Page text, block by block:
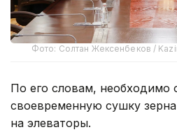
Фото: Солтан Жексенбеков /
По его словам, необходимо
своевременную сушку
на элеваторы.